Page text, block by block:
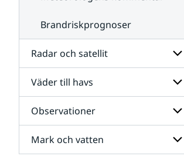
Brandriskprognoser
Radar och satellit
för
och
Väder till havs
för
till
Observationer
för
Mark och vatten